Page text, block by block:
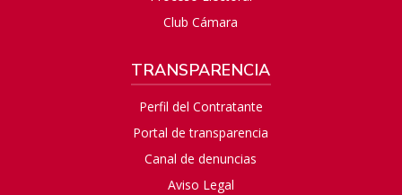
Club Cámara
TRANSPARENCIA
Perfil del Contratante
Portal de transparencia
Canal de denuncias
Aviso Legal